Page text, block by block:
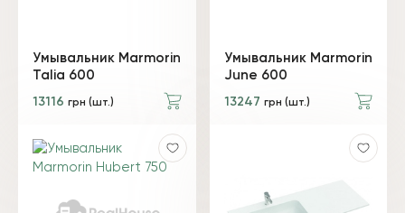
Умывальник Marmorin
Talia 600
13116 грн (шт.)
Умывальник Marmorin
June 600
13247 грн (шт.)